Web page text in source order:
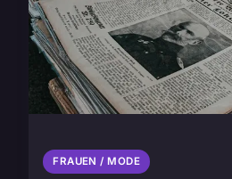
FRAUEN / MODE